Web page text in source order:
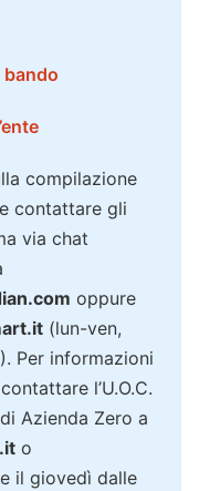
bando
compilazione
contattare gli
via chat
oppure
(lun-ven,
Per informazioni
l’U.O.C.
Azienda Zero a
o
il giovedì dalle